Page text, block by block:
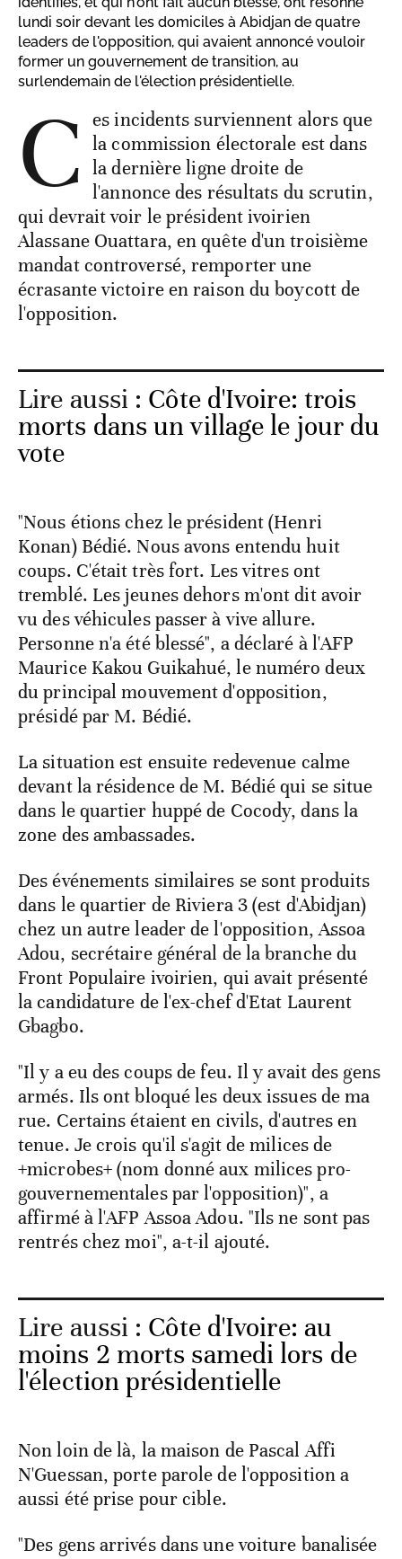
lundi soir devant les domiciles à Abidjan de quatre
leaders de l'opposition, qui avaient annoncé vouloir
former un gouvernement de transition, au
surlendemain de l'élection présidentielle.
C es incidents surviennent alors que
la commission électorale est dans
la dernière ligne droite de
l'annonce des résultats du scrutin,
qui devrait voir le président ivoirien
Alassane Ouattara, en quête d'un troisième
mandat controversé, remporter une
écrasante victoire en raison du boycott de
l'opposition.
Lire aussi : Côte d'Ivoire: trois
morts dans un village le jour du
vote
"Nous étions chez le président (Henri
Konan) Bédié. Nous avons entendu huit
coups. C'était très fort. Les vitres ont
tremblé. Les jeunes dehors m'ont dit avoir
vu des véhicules passer à vive allure.
Personne n'a été blessé", a déclaré à l'AFP
Maurice Kakou Guikahué, le numéro deux
du principal mouvement d'opposition,
présidé par M. Bédié.
La situation est ensuite redevenue calme
devant la résidence de M. Bédié qui se situe
dans le quartier huppé de Cocody, dans la
zone des ambassades.
Des événements similaires se sont produits
dans le quartier de Riviera 3 (est d'Abidjan)
chez un autre leader de l'opposition, Assoa
Adou, secrétaire général de la branche du
Front Populaire ivoirien, qui avait présenté
la candidature de l'ex-chef d'Etat Laurent
Gbagbo.
"Il y a eu des coups de feu. Il y avait des gens
armés. Ils ont bloqué les deux issues de ma
rue. Certains étaient en civils, d'autres en
tenue. Je crois qu'il s'agit de milices de
+microbes+ (nom donné aux milices pro-
gouvernementales par l'opposition)", a
affirmé à l'AFP Assoa Adou. "Ils ne sont pas
rentrés chez moi", a-t-il ajouté.
Lire aussi : Côte d'Ivoire: au
moins 2 morts samedi lors de
l'élection présidentielle
Non loin de là, la maison de Pascal Affi
N'Guessan, porte parole de l'opposition a
aussi été prise pour cible.
"Des gens arrivés dans une voiture banalisée